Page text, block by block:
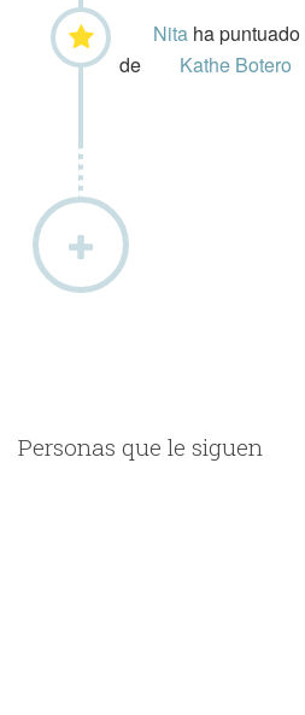
Nita ha puntuado
de
Kathe Botero
Personas que le siguen